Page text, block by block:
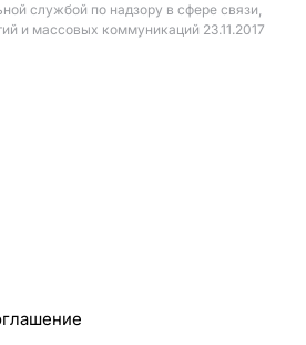
службой по надзору в сфере связи,
и массовых коммуникаций 23.11.2017